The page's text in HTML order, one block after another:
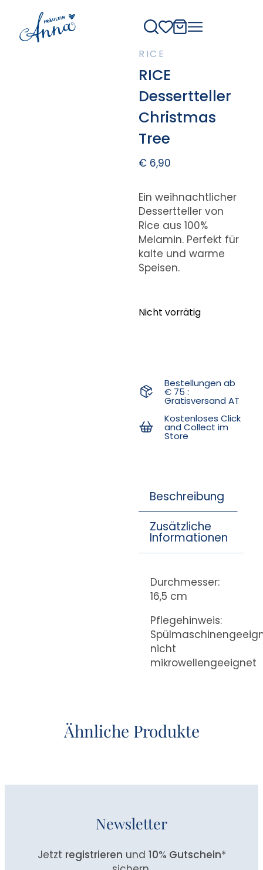
RICE
RICE
Dessertteller
Christmas
Tree
€6,90
Ein weihnachtlicher
Dessertteller von
Rice aus 100%
Melamin. Perfekt für
kalte und warme
Speisen.
Nicht vorrätig
Bestellungen ab
€ 75 :
Gratisversand AT
Kostenloses Click
and Collect im
Store
Beschreibung
Zusätzliche
Informationen
Durchmesser:
16,5 cm
Pflegehinweis:
nicht
mikrowellengeeignet
Ähnliche Produkte
Newsletter
Jetzt registrieren und 10% Gutschein*